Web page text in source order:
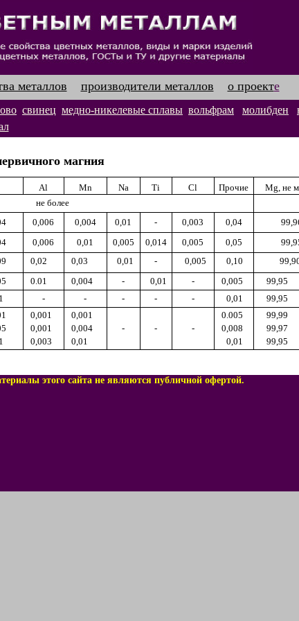
металлов производители металлов о проекте
свинец медно-никелевые сплавы вольфрам молибден
магния
Аl Mn Na Ti Cl Прочие Mg, не
не более
0,006 0,004 0,01 - 0,003 0,04
0,006 0,01 0,005 0,014 0,005 0,05
0,02 0,03 0,01 - 0,005 0,10
0.01 0,004 - 0,01 - 0,005
99,95
- - - - - 0,01
99,95
0,001
0,001
0,003
0,001
0,004
0,01
- - -
0.005
0,008
0,01
99,99
99,97
99,95
этого сайта не являются публичной офертой.